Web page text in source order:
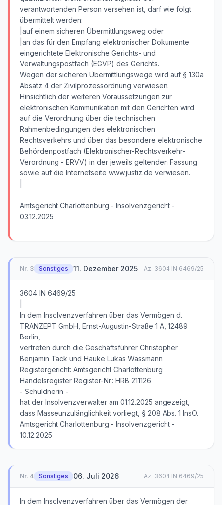
verantwortenden Person versehen ist, darf wie folgt
übermittelt werden:
|auf einem sicheren Übermittlungsweg oder
|an das für den Empfang elektronischer Dokumente
eingerichtete Elektronische Gerichts- und
Verwaltungspostfach (EGVP) des Gerichts.
Wegen der sicheren Übermittlungswege wird auf § 130a
Absatz 4 der Zivilprozessordnung verwiesen.
Hinsichtlich der weiteren Voraussetzungen zur
elektronischen Kommunikation mit den Gerichten wird
auf die Verordnung über die technischen
Rahmenbedingungen des elektronischen
Rechtsverkehrs und über das besondere elektronische
Behördenpostfach (Elektronischer-Rechtsverkehr-
Verordnung - ERVV) in der jeweils geltenden Fassung
sowie auf die Internetseite www.justiz.de verwiesen.
Amtsgericht Charlottenburg - Insolvenzgericht -
03.12.2025
Nr. 3 Sonstiges 11. Dezember 2025 Az. 3604 IN 6469/25
3604 IN 6469/25
In dem Insolvenzverfahren über das Vermögen d.
TRANZEPT GmbH, Ernst-Augustin-Straße 1 A, 12489
Berlin,
vertreten durch die Geschäftsführer Christopher
Benjamin Tack und Hauke Lukas Wassmann
Registergericht: Amtsgericht Charlottenburg
Handelsregister Register-Nr.: HRB 211126
- Schuldnerin -
hat der Insolvenzverwalter am 01.12.2025 angezeigt,
dass Masseunzulänglichkeit vorliegt, § 208 Abs. 1 InsO.
Amtsgericht Charlottenburg - Insolvenzgericht -
10.12.2025
Nr. 4 Sonstiges 06. Juli 2026 Az. 3604 IN 6469/25
In dem Insolvenzverfahren über das Vermögen der